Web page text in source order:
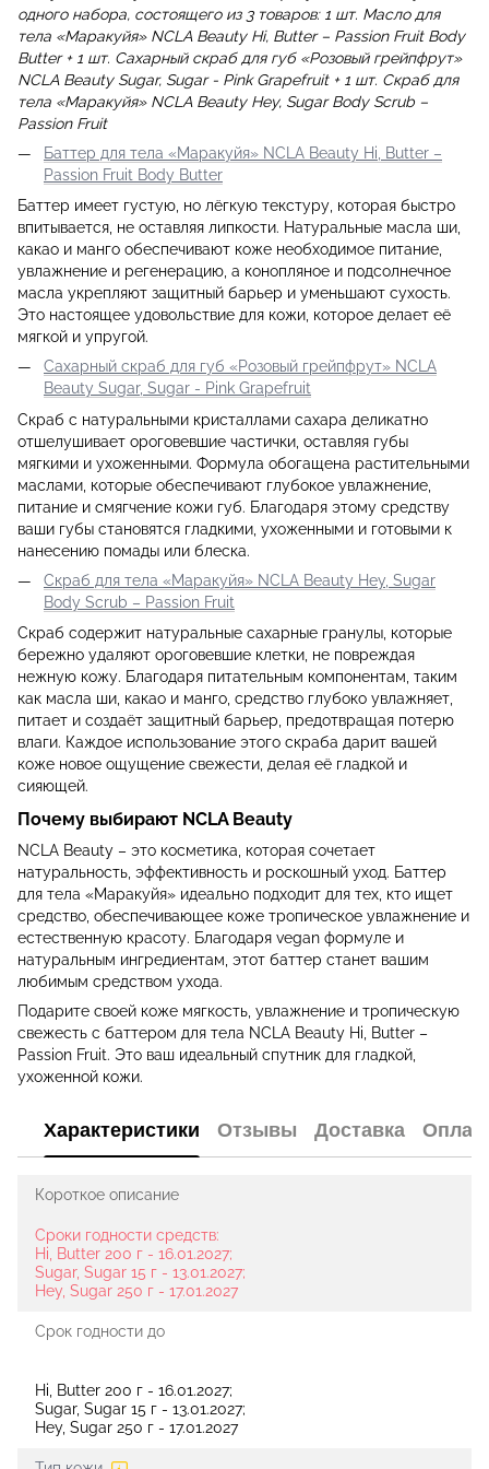
одного набора, состоящего из 3 товаров: 1 шт. Масло для
тела «Маракуйя» NCLA Beauty Hi, Butter – Passion Fruit Body
Butter + 1 шт. Сахарный скраб для губ «Розовый грейпфрут»
NCLA Beauty Sugar, Sugar - Pink Grapefruit + 1 шт. Скраб для
тела «Маракуйя» NCLA Beauty Hey, Sugar Body Scrub –
Passion Fruit
Баттер для тела «Маракуйя» NCLA Beauty Hi, Butter –
Passion Fruit Body Butter
Баттер имеет густую, но лёгкую текстуру, которая быстро
впитывается, не оставляя липкости. Натуральные масла ши,
какао и манго обеспечивают коже необходимое питание,
увлажнение и регенерацию, а конопляное и подсолнечное
масла укрепляют защитный барьер и уменьшают сухость.
Это настоящее удовольствие для кожи, которое делает её
мягкой и упругой.
Сахарный скраб для губ «Розовый грейпфрут» NCLA
Beauty Sugar, Sugar - Pink Grapefruit
Скраб с натуральными кристаллами сахара деликатно
отшелушивает ороговевшие частички, оставляя губы
мягкими и ухоженными. Формула обогащена растительными
маслами, которые обеспечивают глубокое увлажнение,
питание и смягчение кожи губ. Благодаря этому средству
ваши губы становятся гладкими, ухоженными и готовыми к
нанесению помады или блеска.
Скраб для тела «Маракуйя» NCLA Beauty Hey, Sugar
Body Scrub – Passion Fruit
Скраб содержит натуральные сахарные гранулы, которые
бережно удаляют ороговевшие клетки, не повреждая
нежную кожу. Благодаря питательным компонентам, таким
как масла ши, какао и манго, средство глубоко увлажняет,
питает и создаёт защитный барьер, предотвращая потерю
влаги. Каждое использование этого скраба дарит вашей
коже новое ощущение свежести, делая её гладкой и
сияющей.
Почему выбирают NCLA Beauty
NCLA Beauty – это косметика, которая сочетает
натуральность, эффективность и роскошный уход. Баттер
для тела «Маракуйя» идеально подходит для тех, кто ищет
средство, обеспечивающее коже тропическое увлажнение и
естественную красоту. Благодаря vegan формуле и
натуральным ингредиентам, этот баттер станет вашим
любимым средством ухода.
Подарите своей коже мягкость, увлажнение и тропическую
свежесть с баттером для тела NCLA Beauty Hi, Butter –
Passion Fruit. Это ваш идеальный спутник для гладкой,
ухоженной кожи.
Характеристики Отзывы Доставка
Короткое описание
Сроки годности средств:
Hi, Butter 200 г - 16.01.2027;
Sugar, Sugar 15 г - 13.01.2027;
Hey, Sugar 250 г - 17.01.2027
Срок годности до
Hi, Butter 200 г - 16.01.2027;
Sugar, Sugar 15 г - 13.01.2027;
Hey, Sugar 250 г - 17.01.2027